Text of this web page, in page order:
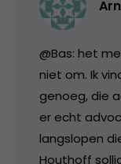
@Bas: het
niet om. Ik
genoeg, die
er echt
langslopen
Houthoff